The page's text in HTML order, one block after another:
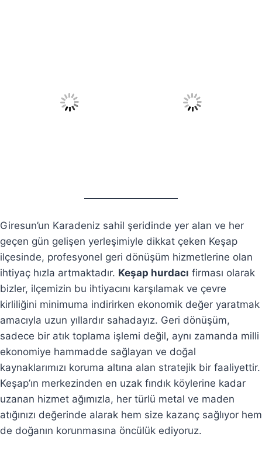
Giresun’un Karadeniz sahil şeridinde yer alan ve her
geçen gün gelişen yerleşimiyle dikkat çeken Keşap
ilçesinde, profesyonel geri dönüşüm hizmetlerine olan
ihtiyaç hızla artmaktadır. Keşap hurdacı firması olarak
bizler, ilçemizin bu ihtiyacını karşılamak ve çevre
kirliliğini minimuma indirirken ekonomik değer yaratmak
amacıyla uzun yıllardır sahadayız. Geri dönüşüm,
sadece bir atık toplama işlemi değil, aynı zamanda milli
ekonomiye hammadde sağlayan ve doğal
kaynaklarımızı koruma altına alan stratejik bir faaliyettir.
Keşap’ın merkezinden en uzak fındık köylerine kadar
uzanan hizmet ağımızla, her türlü metal ve maden
atığınızı değerinde alarak hem size kazanç sağlıyor hem
de doğanın korunmasına öncülük ediyoruz.